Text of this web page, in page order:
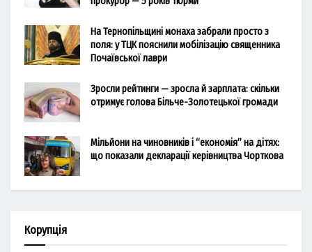
На Тернопільщині монаха забрали просто з
поля: у ТЦК пояснили мобілізацію священника
Почаївської лаври
Зросли рейтинги — зросла й зарплата: скільки
отримує голова Більче-Золотецької громади
Мільйони на чиновників і “економія” на дітях:
що показали декларації керівництва Чорткова
Корупція